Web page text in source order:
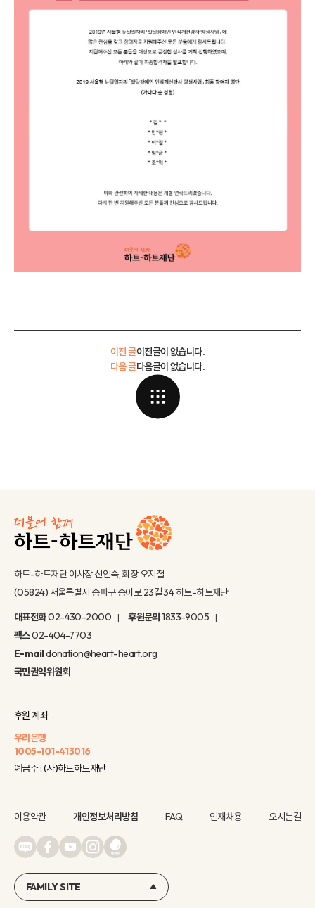
이전 글이전글이 없습니다.
다음글이 없습니다.
다음 글
하트-하트재단 이사장 신인숙, 회장 오지철
(05824) 서울특별시 송파구 송이로 23길 34 하트-하트재단
대표전화02-430-2000 후원문의 1833-9005
팩스02-404-7703
E-maildonation@heart-heart.org
국민권익위원회
후원 계좌
우리은행
1005-101-413016
예금주 : (사)하트하트재단
이용약관 개인정보처리방침 FAQ 인재채용 오시는길
FAMILY SITE